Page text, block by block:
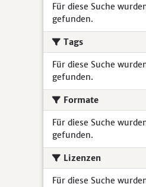
Für diese Suche
gefunden.
Tags
Für diese Suche
gefunden.
Formate
Für diese Suche
gefunden.
Lizenzen
Für diese Suche